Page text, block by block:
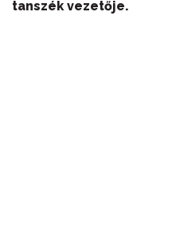
tanszék vezetője.